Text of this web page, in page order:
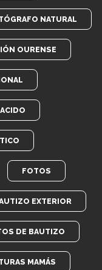
NATURAL
OURENSE
FOTOS
EXTERIOR
DE BAUTIZO
MAMÁS